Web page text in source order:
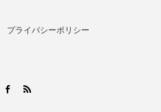
プライバシーポリシー
TwitterFacebook